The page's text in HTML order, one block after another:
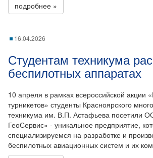
подробнее »
16.04.2026
Студентам техникума
беспилотных аппаратах
10 апреля в рамках всероссийской акции
турникетов» студенты Красноярского
техникума им. В.П. Астафьева посетили
ГеоСервис» - уникальное предприятие,
специализируемся на разработке и
беспилотных авиационных систем и их